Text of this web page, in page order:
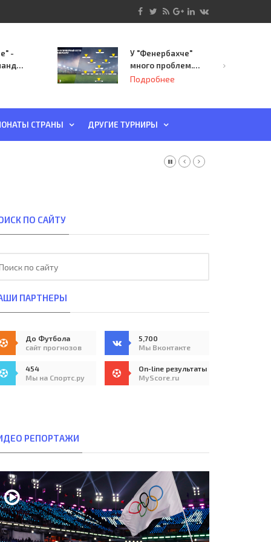
-
У "Фенербахче"
много проблем.
Но он опасен для
Подробнее
СТРАНЫ ДРУГИЕ ТУРНИРЫ
ПО САЙТУ
ПАРТНЕРЫ
До Футбола
сайт прогнозов
5,700
Мы Вконтакте
454
Мы на Спортс.ру
On-line результаты
MyScore.ru
РЕПОРТАЖИ